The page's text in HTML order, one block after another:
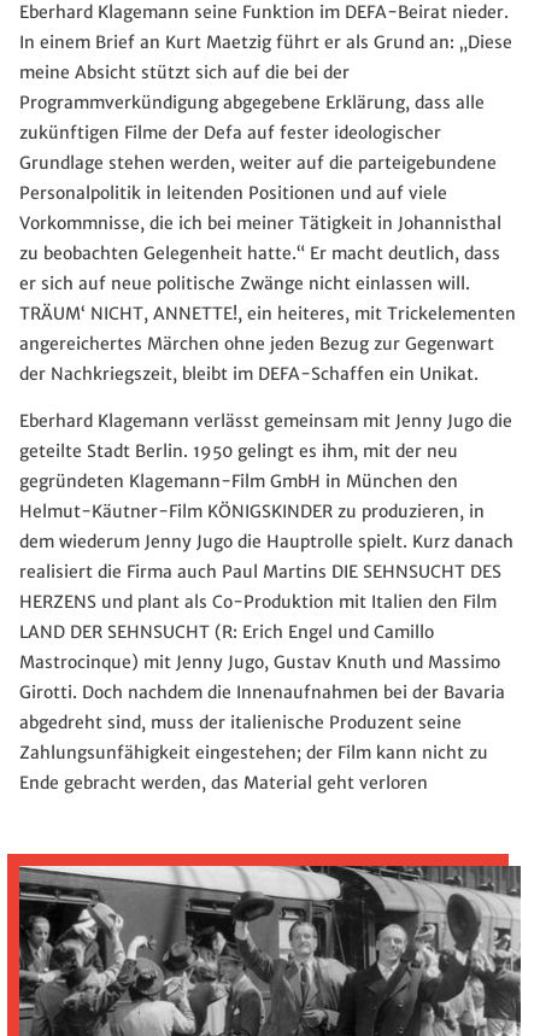
Eberhard Klagemann seine Funktion im DEFA-Beirat nieder.
In einem Brief an Kurt Maetzig führt er als Grund an: „Diese
meine Absicht stützt sich auf die bei der
Programmverkündigung abgegebene Erklärung, dass alle
zukünftigen Filme der Defa auf fester ideologischer
Grundlage stehen werden, weiter auf die parteigebundene
Personalpolitik in leitenden Positionen und auf viele
Vorkommnisse, die ich bei meiner Tätigkeit in Johannisthal
zu beobachten Gelegenheit hatte.“ Er macht deutlich, dass
er sich auf neue politische Zwänge nicht einlassen will.
TRÄUM‘ NICHT, ANNETTE!, ein heiteres, mit Trickelementen
angereichertes Märchen ohne jeden Bezug zur Gegenwart
der Nachkriegszeit, bleibt im DEFA-Schaffen ein Unikat.
Eberhard Klagemann verlässt gemeinsam mit Jenny Jugo die
geteilte Stadt Berlin. 1950 gelingt es ihm, mit der neu
gegründeten Klagemann-Film GmbH in München den
Helmut-Käutner-Film KÖNIGSKINDER zu produzieren, in
dem wiederum Jenny Jugo die Hauptrolle spielt. Kurz danach
realisiert die Firma auch Paul Martins DIE SEHNSUCHT DES
HERZENS und plant als Co-Produktion mit Italien den Film
LAND DER SEHNSUCHT (R: Erich Engel und Camillo
Mastrocinque) mit Jenny Jugo, Gustav Knuth und Massimo
Girotti. Doch nachdem die Innenaufnahmen bei der Bavaria
abgedreht sind, muss der italienische Produzent seine
Zahlungsunfähigkeit eingestehen; der Film kann nicht zu
Ende gebracht werden, das Material geht verloren